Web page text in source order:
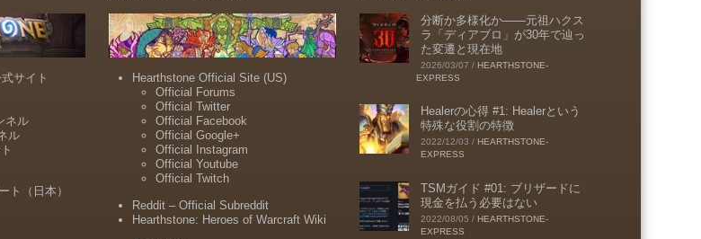
サイト
ネル
ル
ト（日本）
Hearthstone Official Site (US)
Official Forums
Official Twitter
Official Facebook
Official Google+
Official Instagram
Official Youtube
Official Twitch
Reddit – Official Subreddit
Hearthstone: Heroes of Warcraft Wiki
分断か多様化か――元祖ハクス
ラ「ディアブロ」が30年で辿っ
た変遷と現在地
2026/03/07 / HEARTHSTONE-
EXPRESS
Healerの心得 #1: Healerという
特殊な役割の特徴
2022/12/03 / HEARTHSTONE-
EXPRESS
TSMガイド #01: ブリザードに
現金を払う必要はない
2022/08/05 / HEARTHSTONE-
EXPRESS